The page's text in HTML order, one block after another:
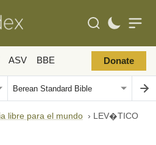
ASV BBE Donate
libre para el mundo › LEV�TICO